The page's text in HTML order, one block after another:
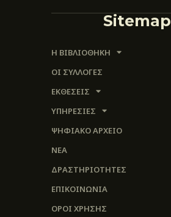
Sitemap
Η ΒΙΒΛΙΟΘΗΚΗ
ΟΙ ΣΥΛΛΟΓΈΣ
ΕΚΘΕΣΕΙΣ
ΥΠΗΡΕΣΙΕΣ
ΨΗΦΙΑΚΌ ΑΡΧΕΊΟ
ΝΕΑ
ΔΡΑΣΤΗΡΙΟΤΗΤΕΣ
ΕΠΙΚΟΙΝΩΝΊΑ
ΌΡΟΙ ΧΡΉΣΗΣ